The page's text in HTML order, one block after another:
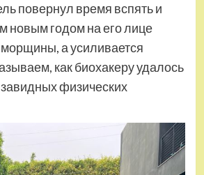
повернул время вспять и
новым годом на его лице
а усиливается
как биохакеру удалось
физических